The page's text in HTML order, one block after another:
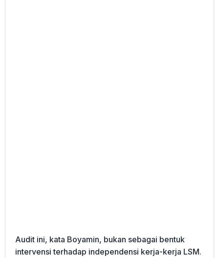
Audit ini, kata Boyamin, bukan sebagai bentuk
intervensi terhadap independensi kerja-kerja LSM.